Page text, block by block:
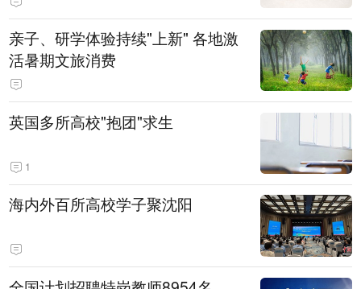
亲子、研学体验持续"上新" 各地激
活暑期文旅消费
英国多所高校"抱团"求生
1
海内外百所高校学子聚沈阳